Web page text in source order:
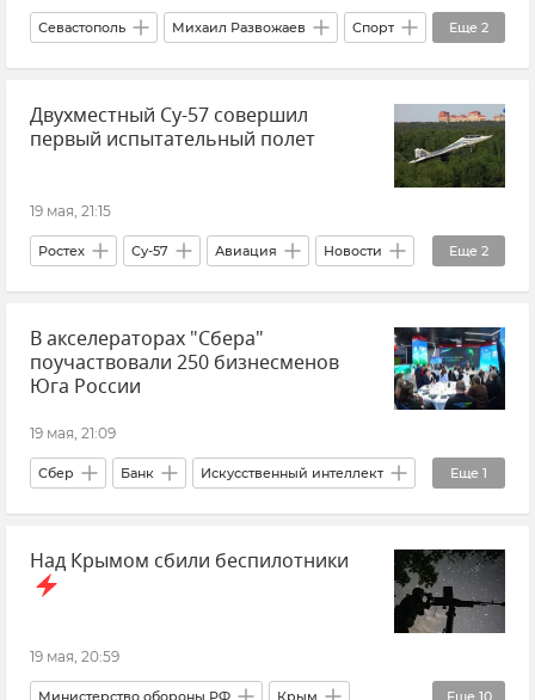
Еще 2
Севастополь Михаил Развожаев Спорт
Новости Севастополя Россия
Двухместный Су-57 совершил
первый испытательный полет
19 мая, 21:15
Еще 2
Ростех Су-57 Авиация Новости
Денис Мантуров Россия
В акселераторах "Сбера"
поучаствовали 250 бизнесменов
Юга России
19 мая, 21:09
Еще 1
Сбер Банк Искусственный интеллект
IT-технологии
Над Крымом сбили беспилотники
19 мая, 20:59
Еще 10
Министерство обороны РФ Крым